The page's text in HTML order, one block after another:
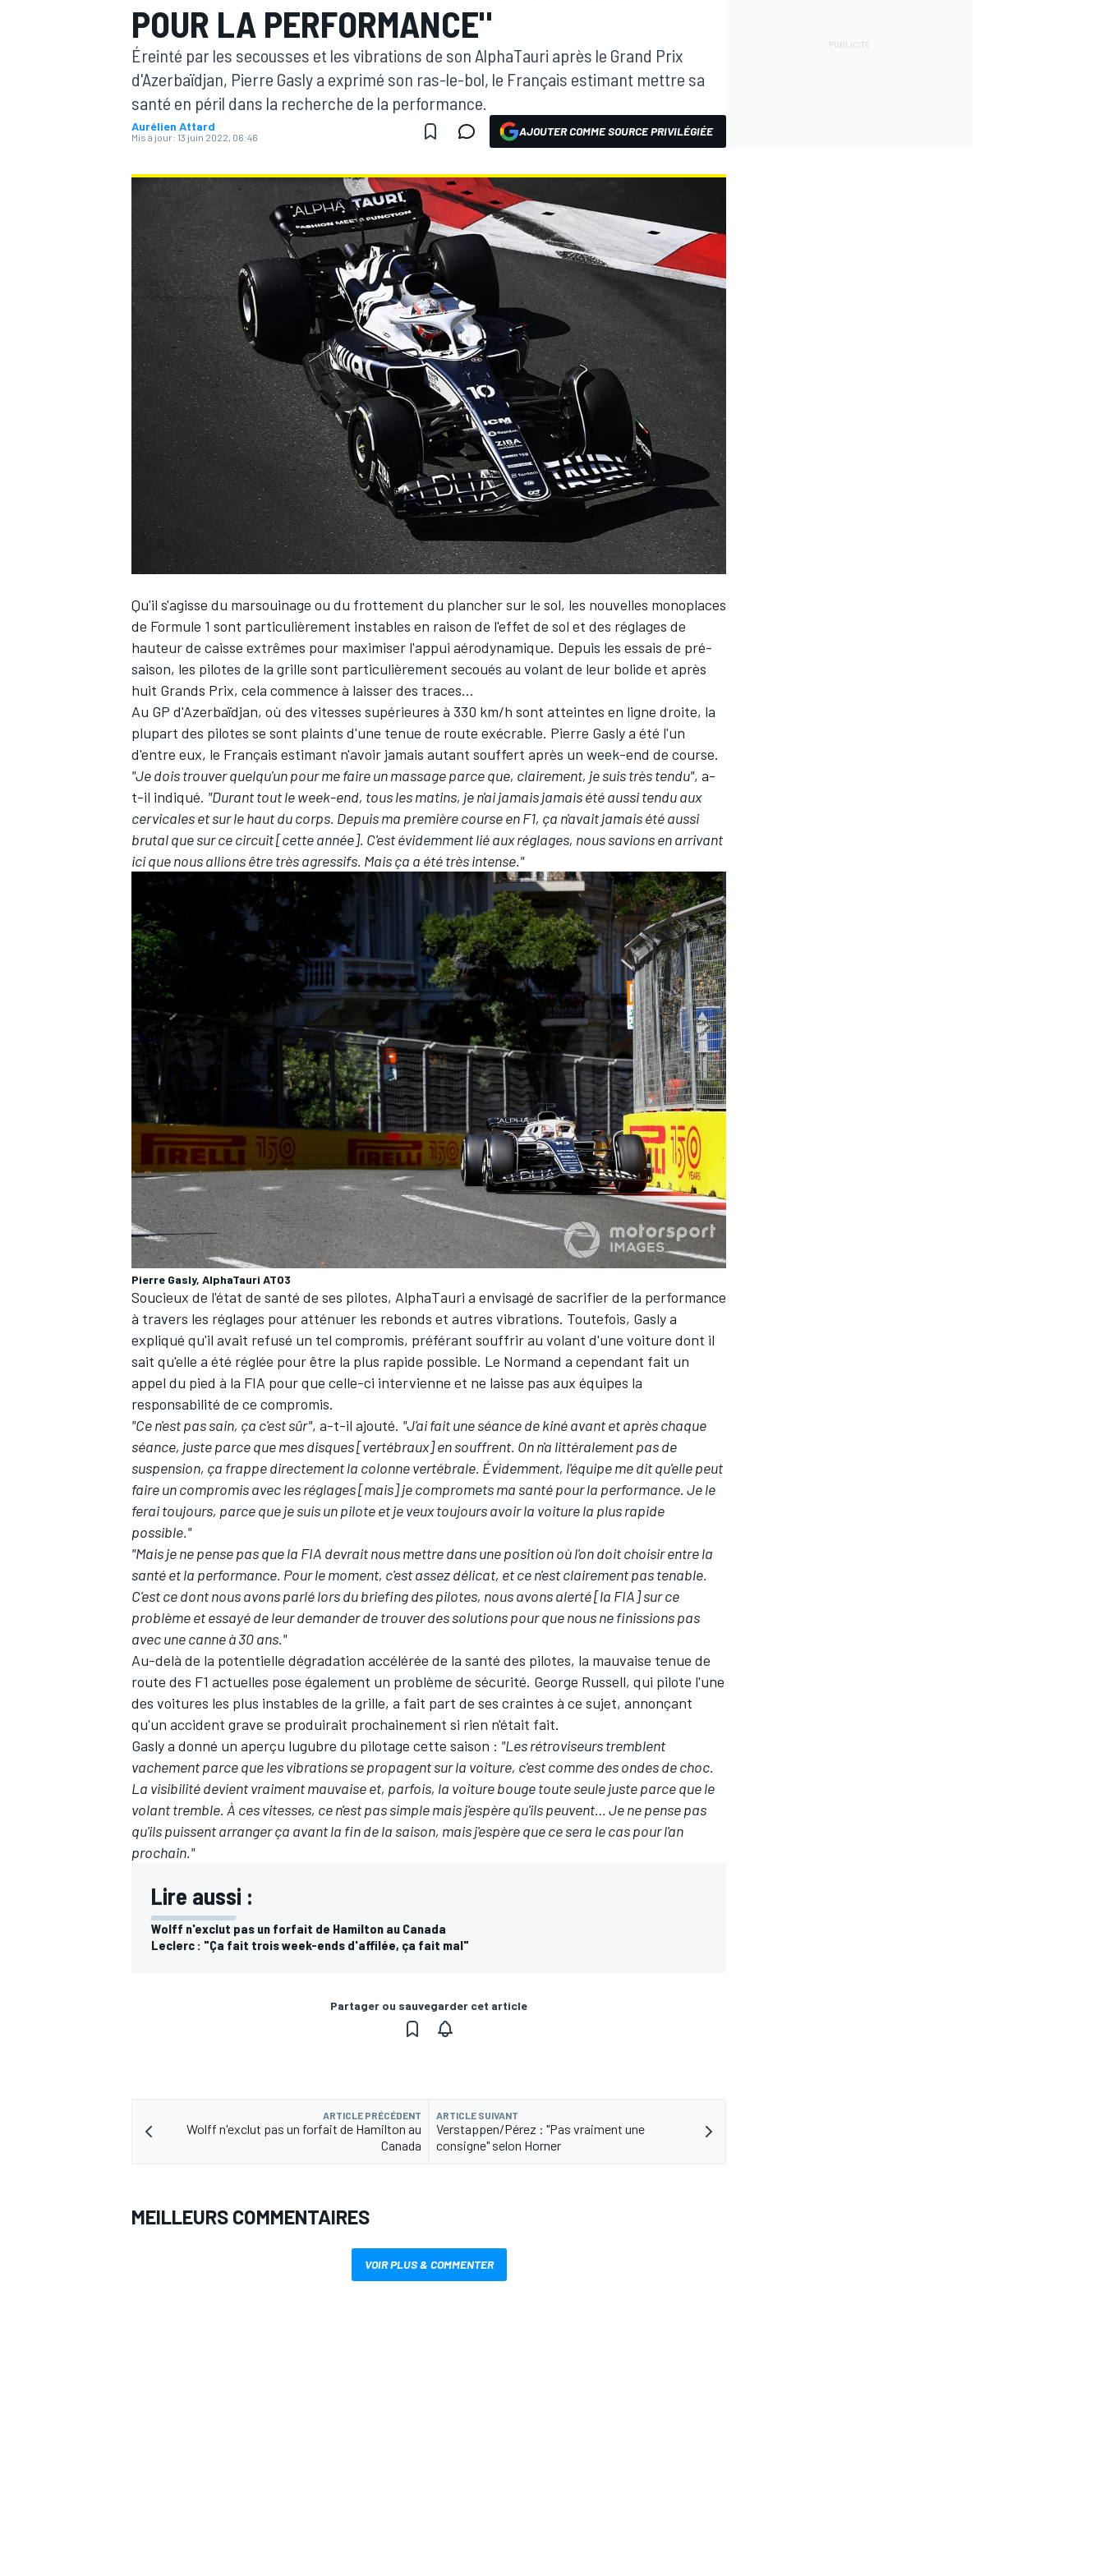
MOTOGP
WRC
WEC
AUTRES CHAMPIONNATS
POUR LA PERFORMANCE"
Éreinté par les secousses et les vibrations de son AlphaTauri après le Grand Prix
d'Azerbaïdjan, Pierre Gasly a exprimé son ras-le-bol, le Français estimant mettre sa
santé en péril dans la recherche de la performance.
Aurélien Attard
Mis à jour: 13 juin 2022, 06:46 AJOUTER COMME SOURCE PRIVILÉGIÉE
Qu'il s'agisse du marsouinage ou du frottement du plancher sur le sol, les nouvelles monoplaces
de Formule 1 sont particulièrement instables en raison de l'effet de sol et des réglages de
hauteur de caisse extrêmes pour maximiser l'appui aérodynamique. Depuis les essais de pré-
saison, les pilotes de la grille sont particulièrement secoués au volant de leur bolide et après
huit Grands Prix, cela commence à laisser des traces...
Au GP d'Azerbaïdjan, où des vitesses supérieures à 330 km/h sont atteintes en ligne droite, la
plupart des pilotes se sont plaints d'une tenue de route exécrable. Pierre Gaslya été l'un
d'entre eux, le Français estimant n'avoir jamais autant souffert après un week-end de course.
"Je dois trouver quelqu'un pour me faire un massage parce que, clairement, je suis très tendu", a-
t-il indiqué. "Durant tout le week-end, tous les matins, je n'ai jamais jamais été aussi tendu aux
cervicales et sur le haut du corps. Depuis ma première course en F1, ça n'avait jamais été aussi
brutal que sur ce circuit [cette année]. C'est évidemment lié aux réglages, nous savions en arrivant
ici que nous allions être très agressifs. Mais ça a été très intense."
Pierre Gasly, AlphaTauri AT03
Soucieux de l'état de santé de ses pilotes, AlphaTauri a envisagé de sacrifier de la performance
à travers les réglages pour atténuer les rebonds et autres vibrations. Toutefois, Gasly a
expliqué qu'il avait refusé un tel compromis, préférant souffrir au volant d'une voiture dont il
sait qu'elle a été réglée pour être la plus rapide possible. Le Normand a cependant fait un
appel du pied à la FIA pour que celle-ci intervienne et ne laisse pas aux équipes la
responsabilité de ce compromis.
"Ce n'est pas sain, ça c'est sûr", a-t-il ajouté. "J'ai fait une séance de kiné avant et après chaque
séance, juste parce que mes disques [vertébraux] en souffrent. On n'a littéralement pas de
suspension, ça frappe directement la colonne vertébrale. Évidemment, l'équipe me dit qu'elle peut
faire un compromis avec les réglages [mais] je compromets ma santé pour la performance. Je le
ferai toujours, parce que je suis un pilote et je veux toujours avoir la voiture la plus rapide
possible."
"Mais je ne pense pas que la FIA devrait nous mettre dans une position où l'on doit choisir entre la
santé et la performance. Pour le moment, c'est assez délicat, et ce n'est clairement pas tenable.
C'est ce dont nous avons parlé lors du briefing des pilotes, nous avons alerté [la FIA] sur ce
problème et essayé de leur demander de trouver des solutions pour que nous ne finissions pas
avec une canne à 30 ans."
Au-delà de la potentielle dégradation accélérée de la santé des pilotes, la mauvaise tenue de
route des F1 actuelles pose également un problème de sécurité. George Russell, qui pilote l'une
des voitures les plus instables de la grille, a fait part de ses craintes à ce sujet, annonçant
qu'un accident grave se produirait prochainement si rien n'était fait.
Gasly a donné un aperçu lugubre du pilotage cette saison : "Les rétroviseurs tremblent
vachement parce que les vibrations se propagent sur la voiture, c'est comme des ondes de choc.
La visibilité devient vraiment mauvaise et, parfois, la voiture bouge toute seule juste parce que le
volant tremble. À ces vitesses, ce n'est pas simple mais j'espère qu'ils peuvent… Je ne pense pas
qu'ils puissent arranger ça avant la fin de la saison, mais j'espère que ce sera le cas pour l'an
prochain."
Lire aussi :
Wolff n'exclut pas un forfait de Hamilton au Canada
Leclerc : "Ça fait trois week-ends d'affilée, ça fait mal"
Partager ou sauvegarder cet article
ARTICLE PRÉCÉDENT
Wolff n'exclut pas un forfait de Hamilton au
Canada
ARTICLE SUIVANT
Verstappen/Pérez : "Pas vraiment une
consigne" selon Horner
MEILLEURS COMMENTAIRES
VOIR PLUS & COMMENTER